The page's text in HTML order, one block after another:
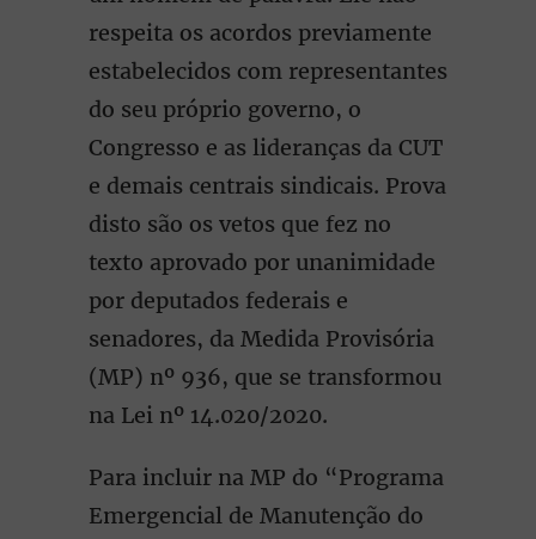
respeita os acordos previamente
estabelecidos com representantes
do seu próprio governo, o
Congresso e as lideranças da CUT
e demais centrais sindicais. Prova
disto são os vetos que fez no
texto aprovado por unanimidade
por deputados federais e
senadores, da Medida Provisória
(MP) nº 936, que se transformou
na Lei nº 14.020/2020.
Para incluir na MP do “Programa
Emergencial de Manutenção do